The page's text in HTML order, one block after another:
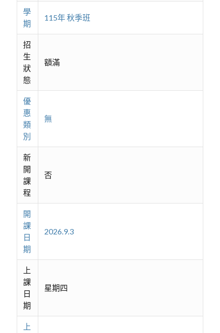
學
期
115年 秋季班
招
生
狀
態
額滿
優
惠
類
別
無
新
開
課
程
否
開
課
日
期
2026.9.3
上
課
日
期
星期四
上